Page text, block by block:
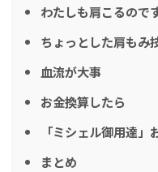
わたしも肩こるので
ちょっとした肩もみ
血流が大事
お金換算したら
「ミシェル御用達」
まとめ